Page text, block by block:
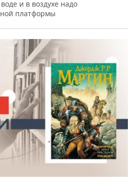
и в воздухе надо
платформы